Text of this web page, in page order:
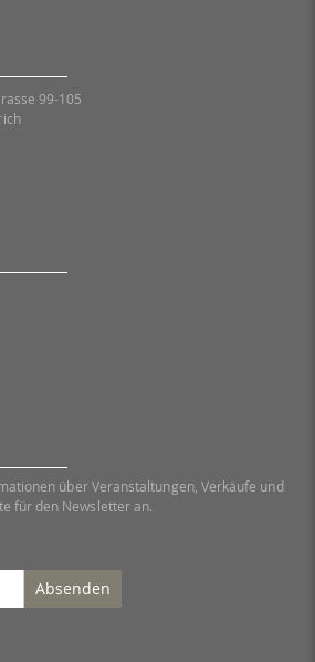
99-105
über Veranstaltungen, Verkäufe und
für den Newsletter an.
Absenden